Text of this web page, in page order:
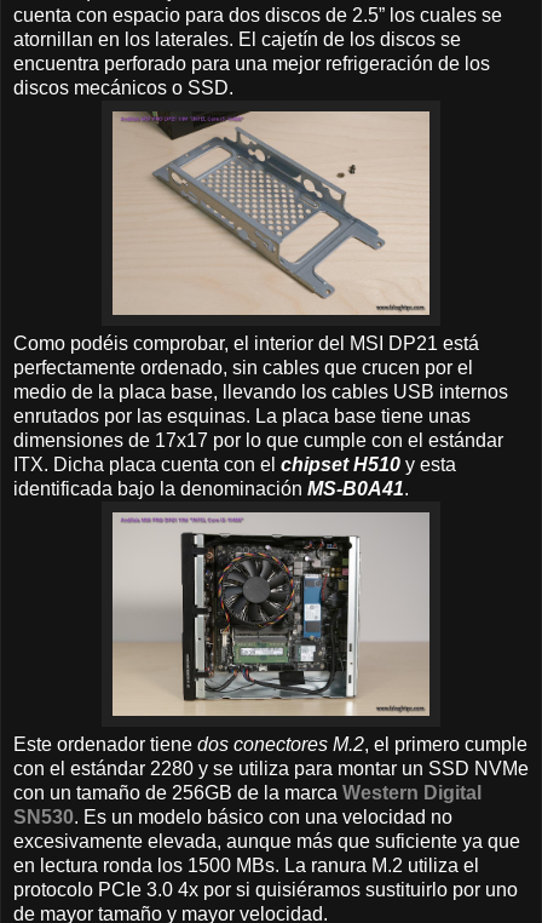
cuenta con espacio para dos discos de 2.5” los cuales se
atornillan en los laterales. El cajetín de los discos se
encuentra perforado para una mejor refrigeración de los
discos mecánicos o SSD.
Como podéis comprobar, el interior del MSI DP21 está
perfectamente ordenado, sin cables que crucen por el
medio de la placa base, llevando los cables USB internos
enrutados por las esquinas. La placa base tiene unas
dimensiones de 17x17 por lo que cumple con el estándar
ITX. Dicha placa cuenta con el chipset H510 y esta
identificada bajo la denominación MS-B0A41.
Este ordenador tiene dos conectores M.2, el primero cumple
con el estándar 2280 y se utiliza para montar un SSD NVMe
con un tamaño de 256GB de la marca Western Digital
SN530. Es un modelo básico con una velocidad no
excesivamente elevada, aunque más que suficiente ya que
en lectura ronda los 1500 MBs. La ranura M.2 utiliza el
protocolo PCIe 3.0 4x por si quisiéramos sustituirlo por uno
de mayor tamaño y mayor velocidad.